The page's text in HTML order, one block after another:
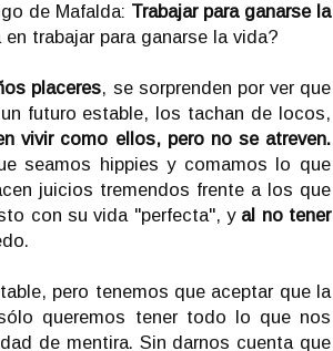
de Mafalda: Trabajar para ganarse la
trabajar para ganarse la vida?
placeres, se sorprenden por ver que
futuro estable, los tachan de locos,
vivir como ellos, pero no se atreven.
seamos hippies y comamos lo que
juicios tremendos frente a los que
con su vida "perfecta", y al no tener
pero tenemos que aceptar que la
queremos tener todo lo que nos
de mentira. Sin darnos cuenta que